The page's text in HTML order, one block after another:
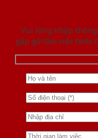
Vui lòng nhập
gặp gỡ làm việc hoăc